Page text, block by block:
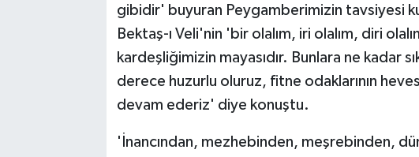
gibidir' buyuran Peygamberimizin tavsiyesi
Bektaş-ı Veli'nin 'bir olalım, iri olalım, diri
kardeşliğimizin mayasıdır. Bunlara ne kadar
derece huzurlu oluruz, fitne odaklarının
devam ederiz' diye konuştu.
'İnancından, mezhebinden, meşrebinden,